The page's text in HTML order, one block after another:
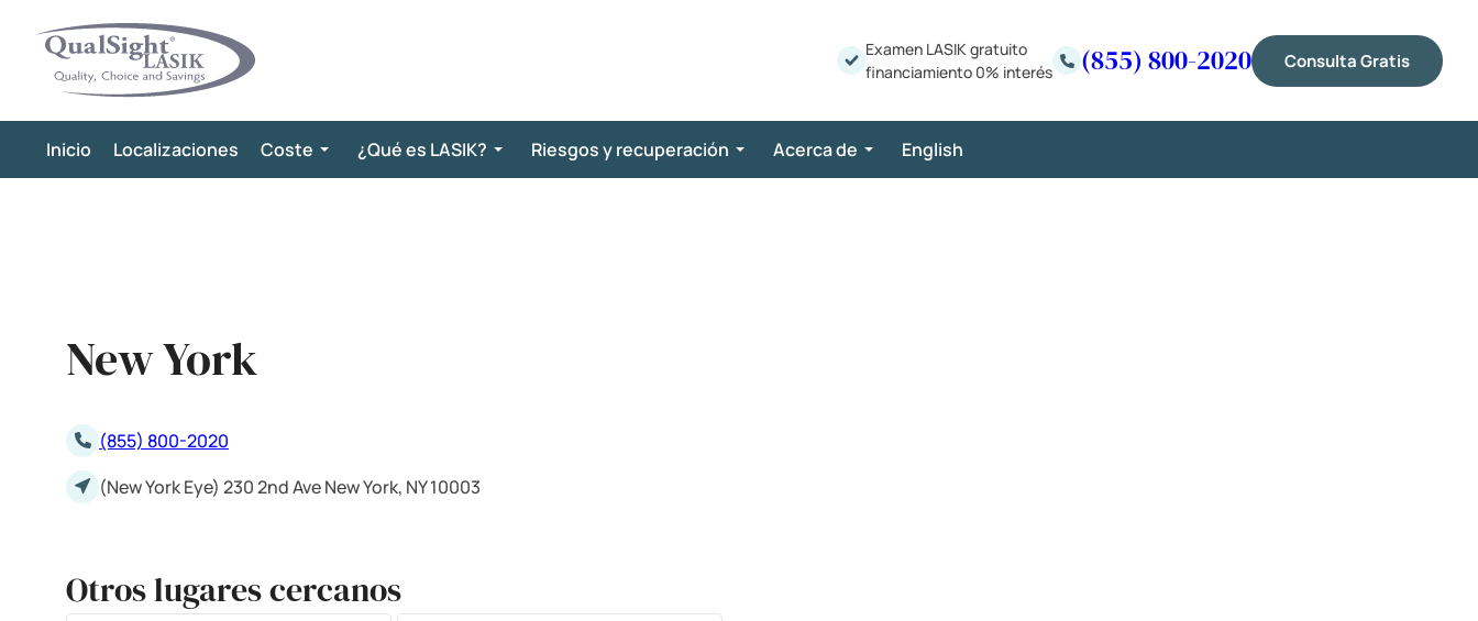
contenido
Examen LASIK gratuito
financiamiento 0% interés
(855) 800-2020 Consulta Gratis
Inicio Localizaciones Coste ¿Qué es LASIK? Riesgos y recuperación Acerca de English
New York
(855) 800-2020
(New York Eye) 230 2nd Ave New York, NY 10003
Otros lugares cercanos